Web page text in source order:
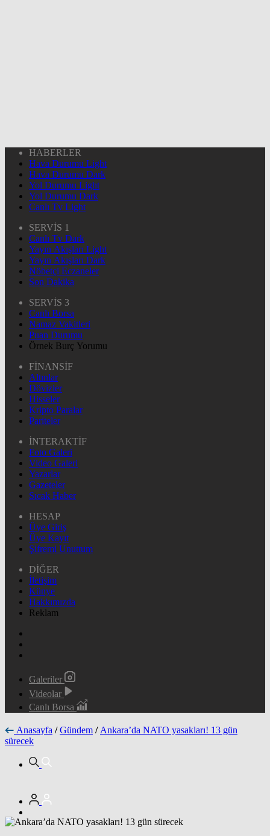
HABERLER
Hava Durumu Light
Hava Durumu Dark
Yol Durumu Light
Yol Durumu Dark
Canlı Tv Light
SERVİS 1
Canlı Tv Dark
Yayın Akışları Light
Yayın Akışları Dark
Nöbetçi Eczaneler
Son Dakika
SERVİS 3
Canlı Borsa
Namaz Vakitleri
Puan Durumu
Örnek Burç Yorumu
FİNANSİF
Altınlar
Dövizler
Hisseler
Kripto Paralar
Pariteler
İNTERAKTİF
Foto Galeri
Video Galeri
Yazarlar
Gazeteler
Sıcak Haber
HESAP
Üye Giriş
Üye Kayıt
Şifremi Unuttum
DİĞER
İletişim
Künye
Hakkımızda
Reklam
Galeriler
Videolar
Canlı Borsa
Anasayfa / Gündem / Ankara’da NATO yasakları! 13 gün
sürecek